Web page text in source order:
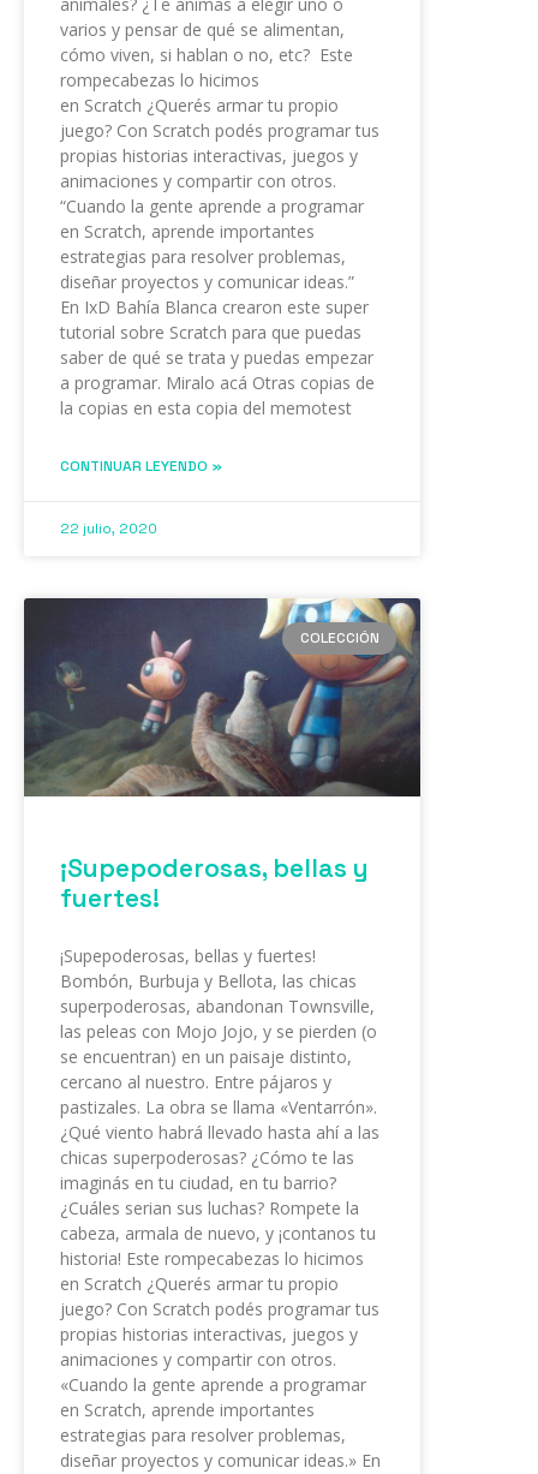
varios y pensar de qué se alimentan,
cómo viven, si hablan o no, etc? Este
rompecabezas lo hicimos
en Scratch ¿Querés armar tu propio
juego? Con Scratch podés programar tus
propias historias interactivas, juegos y
animaciones y compartir con otros.
“Cuando la gente aprende a programar
en Scratch, aprende importantes
estrategias para resolver problemas,
diseñar proyectos y comunicar ideas.”
En IxD Bahía Blanca crearon este super
tutorial sobre Scratch para que puedas
saber de qué se trata y puedas empezar
a programar. Miralo acá Otras copias de
la copias en esta copia del memotest
CONTINUAR LEYENDO »
22 julio, 2020
COLECCIÓN
¡Supepoderosas, bellas y
fuertes!
¡Supepoderosas, bellas y fuertes!
Bombón, Burbuja y Bellota, las chicas
superpoderosas, abandonan Townsville,
las peleas con Mojo Jojo, y se pierden (o
se encuentran) en un paisaje distinto,
cercano al nuestro. Entre pájaros y
pastizales. La obra se llama «Ventarrón».
¿Qué viento habrá llevado hasta ahí a las
chicas superpoderosas? ¿Cómo te las
imaginás en tu ciudad, en tu barrio?
¿Cuáles serian sus luchas? Rompete la
cabeza, armala de nuevo, y ¡contanos tu
historia! Este rompecabezas lo hicimos
en Scratch ¿Querés armar tu propio
juego? Con Scratch podés programar tus
propias historias interactivas, juegos y
animaciones y compartir con otros.
«Cuando la gente aprende a programar
en Scratch, aprende importantes
estrategias para resolver problemas,
diseñar proyectos y comunicar ideas.» En